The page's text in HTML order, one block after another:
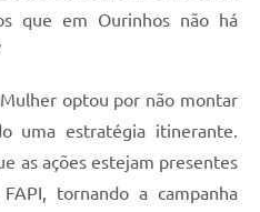
que em Ourinhos não há
optou por não montar
uma estratégia itinerante.
as ações estejam presentes
tornando a campanha